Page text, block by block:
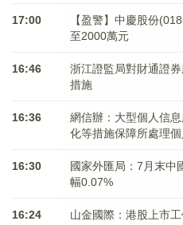
17:00
【盈警】中慶股份
至2000萬元
16:46
浙江證監局對財通證
措施
16:36
網信辦：大型個人信
化等措施保障所處理
16:30
國家外匯局：7月末中
幅0.07%
16:24 山金國際：港股上市